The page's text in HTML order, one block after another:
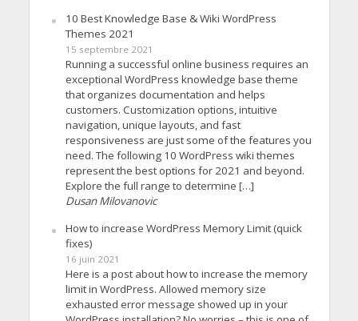
10 Best Knowledge Base & Wiki WordPress
Themes 2021
15 septembre 2021
Running a successful online business requires an
exceptional WordPress knowledge base theme
that organizes documentation and helps
customers. Customization options, intuitive
navigation, unique layouts, and fast
responsiveness are just some of the features you
need. The following 10 WordPress wiki themes
represent the best options for 2021 and beyond.
Explore the full range to determine […]
Dusan Milovanovic
How to increase WordPress Memory Limit (quick
fixes)
16 juin 2021
Here is a post about how to increase the memory
limit in WordPress. Allowed memory size
exhausted error message showed up in your